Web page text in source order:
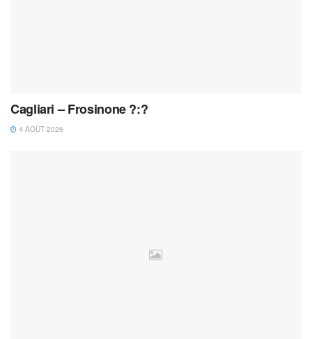
Cagliari – Frosinone ?:?
4 AOÛT 2026